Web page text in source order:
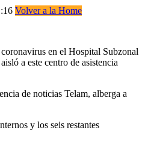
Volver a la Home
en el Hospital Subzonal
a este centro de asistencia
de noticias Telam, alberga a
y los seis restantes